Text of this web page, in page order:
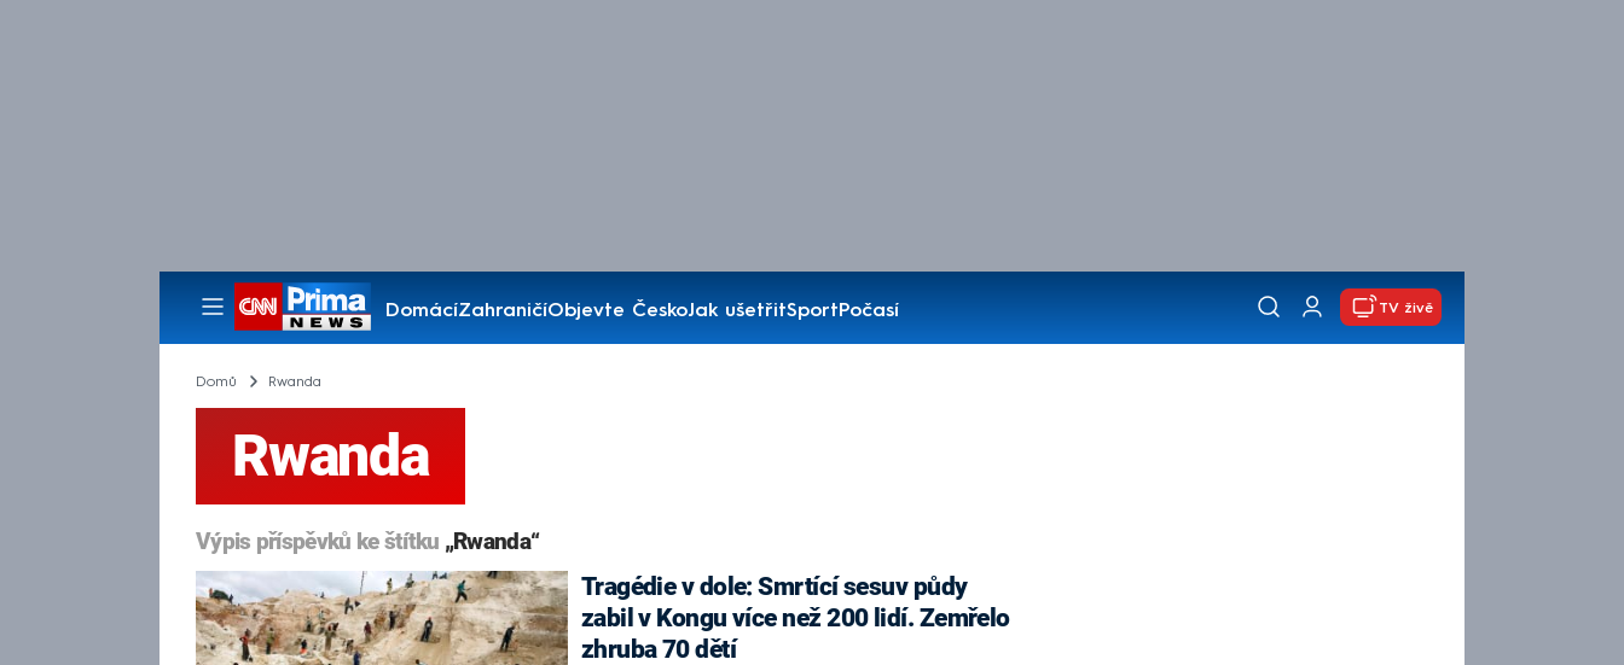
DomácíZahraničíObjevte ČeskoJak ušetřitSportPočasí
Pořady
TV živě
Domů Rwanda
Rwanda
Výpis příspěvků ke štítku „Rwanda“
Tragédie v dole: Smrtící sesuv půdy
zabil v Kongu více než 200 lidí. Zemřelo
zhruba 70 dětí